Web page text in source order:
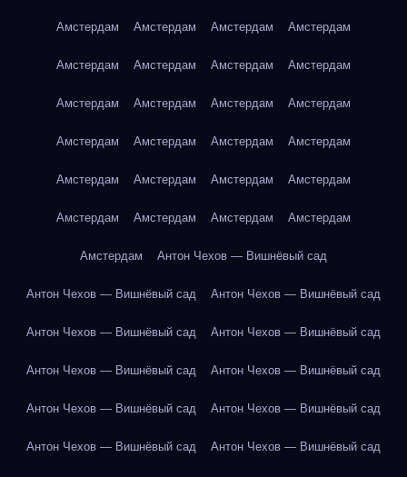
Амстердам Амстердам Амстердам Амстердам
Амстердам Амстердам Амстердам Амстердам
Амстердам Амстердам Амстердам Амстердам
Амстердам Амстердам Амстердам Амстердам
Амстердам Амстердам Амстердам Амстердам
Амстердам Амстердам Амстердам Амстердам
Амстердам Антон Чехов — Вишнёвый сад
Антон Чехов — Вишнёвый сад Антон Чехов — Вишнёвый сад
Антон Чехов — Вишнёвый сад Антон Чехов — Вишнёвый сад
Антон Чехов — Вишнёвый сад Антон Чехов — Вишнёвый сад
Антон Чехов — Вишнёвый сад Антон Чехов — Вишнёвый сад
Антон Чехов — Вишнёвый сад Антон Чехов — Вишнёвый сад